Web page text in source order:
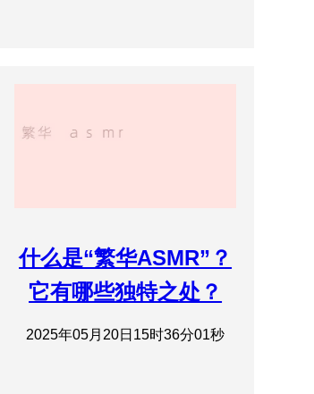
什么是“繁华ASMR”？
它有哪些独特之处？
2025年05月20日15时36分01秒